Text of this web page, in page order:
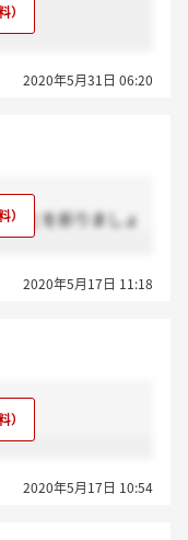
2020年5月31日 06:20
とを祈りましょ
2020年5月17日 11:18
2020年5月17日 10:54